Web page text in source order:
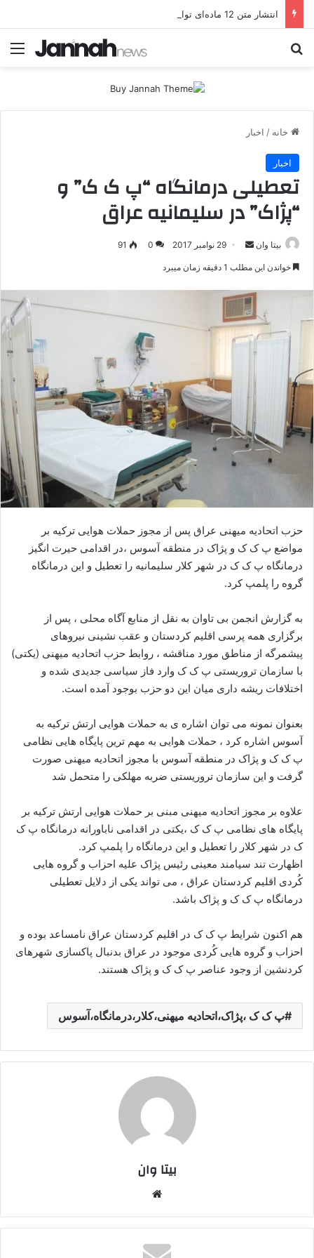
انتشار متن 12 ماده‌ای توافق نهایی بین ترکیه و پ.ک.ک
خانه / اخبار
اخبار
تعطیلی درمانگاه “پ ک ک” و
“پژاک” در سلیمانیه عراق
بیتا وان
ر
ا
ل
ا
29 نوامبر 2017 0
91
خواندن این مطلب 1 دقیقه زمان میبرد
حزب اتحادیه میهنی عراق پس از مجوز حملات هوایی ترکیه بر
مواضع پ ک ک و پژاک در منطقه آسوس ،در اقدامی حیرت انگیز
درمانگاه پ ک ک در شهر کلار سلیمانیه را تعطیل و این درمانگاه
گروه را پلمپ کرد.
به گزارش انجمن بی تاوان به نقل از منابع آگاه محلی ، پس از
برگزاری همه پرسی اقلیم کردستان و عقب نشینی نیروهای
پیشمرگه از مناطق مورد مناقشه ، روابط حزب اتحادیه میهنی (یکتی)
با سازمان تروریستی پ ک ک وارد فاز سیاسی جدیدی شده و
اختلافات ریشه داری میان این دو حزب بوجود آمده است.
بعنوان نمونه می توان اشاره ی به حملات هوایی ارتش ترکیه به
آسوس اشاره کرد ، حملات هوایی به مهم ترین پایگاه هایی نظامی
پ ک ک و پژاک در منطقه آسوس با مجوز اتحادیه میهنی صورت
گرفت و این سازمان تروریستی ضربه مهلکی را متحمل شد
علاوه بر مجوز اتحادیه میهنی مبنی بر حملات هوایی ارتش ترکیه بر
پایگاه های نظامی پ ک ک ،یکتی در اقدامی ناباورانه درمانگاه پ ک
ک در شهر کلار را تعطیل و این درمانگاه را پلمپ کرد.
اظهارت تند سیامند معینی رئیس پژاک علیه احزاب و گروه هایی
کُردی اقلیم کردستان عراق ، می تواند یکی از دلایل تعطیلی
درمانگاه پ ک ک و پژاک باشد.
هم اکنون شرایط پ ک ک در اقلیم کردستان عراق نامساعد بوده و
احزاب و گروه هایی کُردی موجود در عراق بدنبال پاکسازی شهرهای
کردنشین از وجود عناصر پ ک ک و پژاک هستند.
پ ک ک ،پژاک،اتحادیه میهنی،کلار،درمانگاه،آسوس
بیتا وان